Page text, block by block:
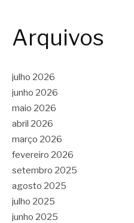
Arquivos
julho 2026
junho 2026
maio 2026
abril 2026
março 2026
fevereiro 2026
setembro 2025
agosto 2025
julho 2025
junho 2025